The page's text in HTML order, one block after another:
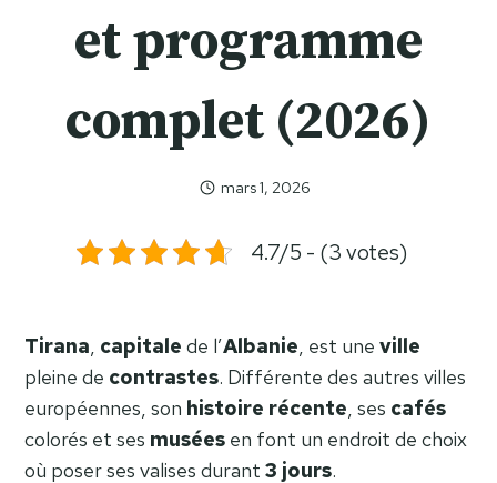
et programme
complet (2026)
Celia
mars 1, 2026
4.7/5 - (3 votes)
Tirana, capitale de l’Albanie, est une ville
pleine de contrastes. Différente des autres villes
européennes, son histoire récente, ses cafés
colorés et ses musées en font un endroit de choix
où poser ses valises durant 3 jours.